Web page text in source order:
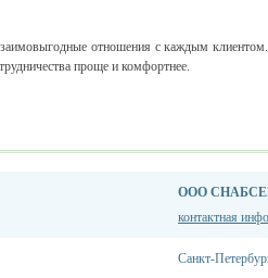
отношения с каждым
проще и комфортнее.
ООО
контактная
Санкт-